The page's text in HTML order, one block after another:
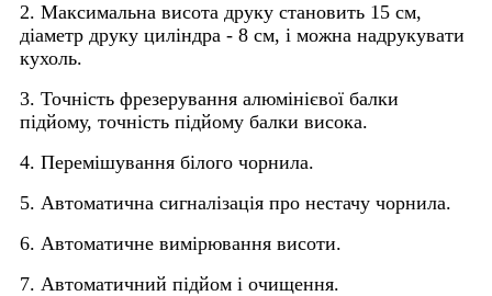
2. Максимальна висота друку становить 15 см,
діаметр друку циліндра - 8 см, і можна надрукувати
кухоль.
3. Точність фрезерування алюмінієвої балки
підйому, точність підйому балки висока.
4. Перемішування білого чорнила.
5. Автоматична сигналізація про нестачу чорнила.
6. Автоматичне вимірювання висоти.
7. Автоматичний підйом і очищення.